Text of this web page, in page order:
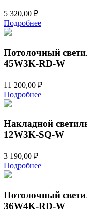
5 320,00 ₽
Подробнее
Потолочный
45W3K-RD-W
11 200,00 ₽
Подробнее
Накладной
12W3K-SQ-W
3 190,00 ₽
Подробнее
Потолочный
36W4K-RD-W